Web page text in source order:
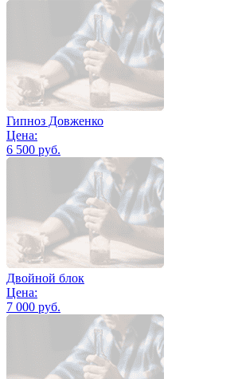
Гипноз Довженко
Цена:
6 500 руб.
Двойной блок
Цена:
7 000 руб.